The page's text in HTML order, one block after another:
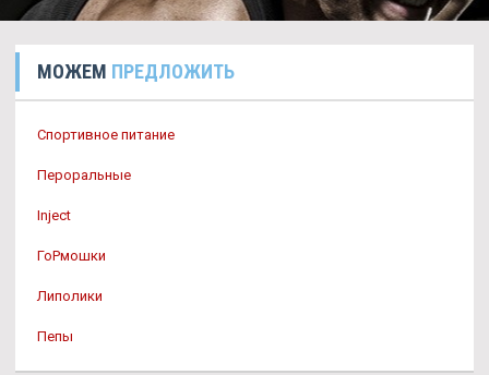
МОЖЕМ ПРЕДЛОЖИТЬ
Спортивное питание
Пероральные
Inject
ГоРмошки
Липолики
Пепы